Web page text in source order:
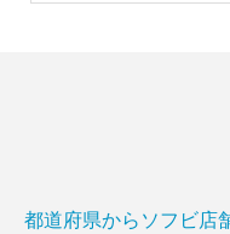
都道府県からソフビ店